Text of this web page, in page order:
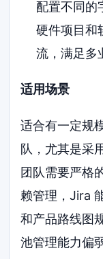
配置不同的
硬件项目和
流，满足多
适用场景
适合有一定规
队，尤其是采
团队需要严格
赖管理，Jira
和产品路线图
池管理能力偏